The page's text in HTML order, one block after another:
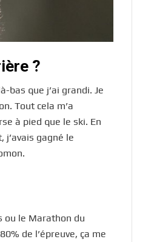
?
bas que j’ai grandi. Je
Tout cela m’a
à pied que le ski. En
j’avais gagné le
ou le Marathon du
de l’épreuve, ça me